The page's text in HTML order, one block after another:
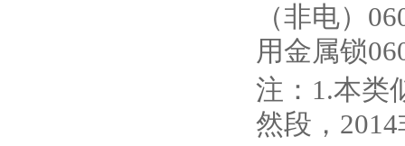
（非电）
用金属锁
注：1.本类
然段，